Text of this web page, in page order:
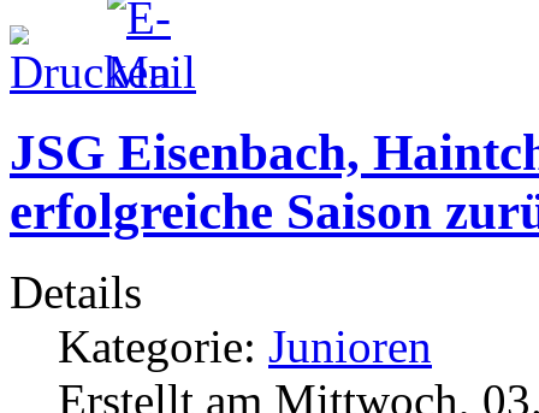
JSG Eisenbach,
erfolgreiche Saison
Details
Kategorie: Junioren
Erstellt am Mittwoch,